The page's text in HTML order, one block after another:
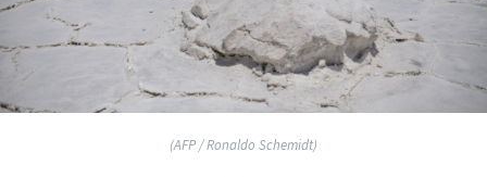
(AFP / Ronaldo Schemidt)